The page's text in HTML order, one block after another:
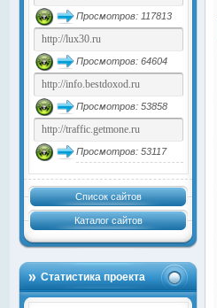
Просмотров: 117813
Просмотров: 64604
Просмотров: 53858
Просмотров: 53117
Список сайтов
Каталог сайтов
Статистика проекта